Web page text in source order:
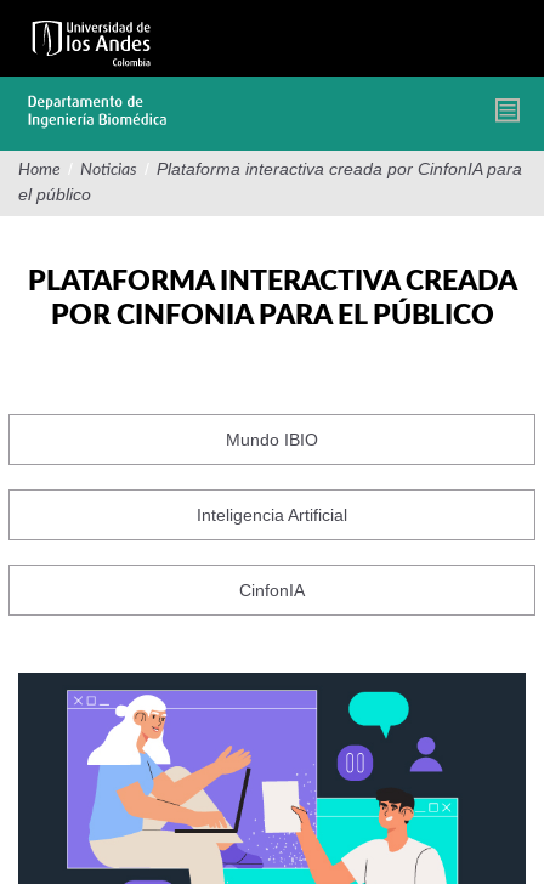
contenido
Home / Noticias / Plataforma interactiva creada por CinfonIA para
el público
PLATAFORMA INTERACTIVA CREADA
POR CINFONIA PARA EL PÚBLICO
Mundo IBIO
Inteligencia Artificial
CinfonIA